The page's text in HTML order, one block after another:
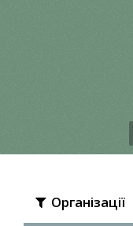
Організації